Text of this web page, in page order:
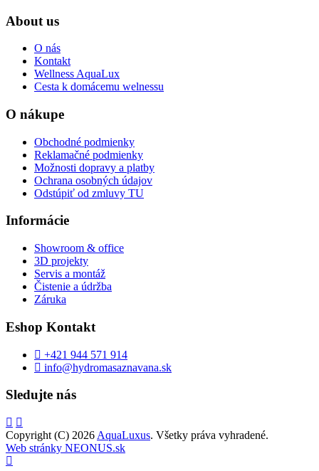
About us
O nás
Kontakt
Wellness AquaLux
Cesta k domácemu welnessu
O nákupe
Obchodné podmienky
Reklamačné podmienky
Možnosti dopravy a platby
Ochrana osobných údajov
Odstúpiť od zmluvy TU
Informácie
Showroom & office
3D projekty
Servis a montáž
Čistenie a údržba
Záruka
Eshop Kontakt
+421 944 571 914
info@hydromasaznavana.sk
Sledujte nás
Copyright (C) 2026 AquaLuxus. Všetky práva vyhradené.
Web stránky NEONUS.sk